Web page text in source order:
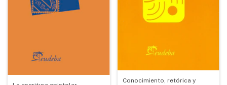
Conocimiento, retórica y